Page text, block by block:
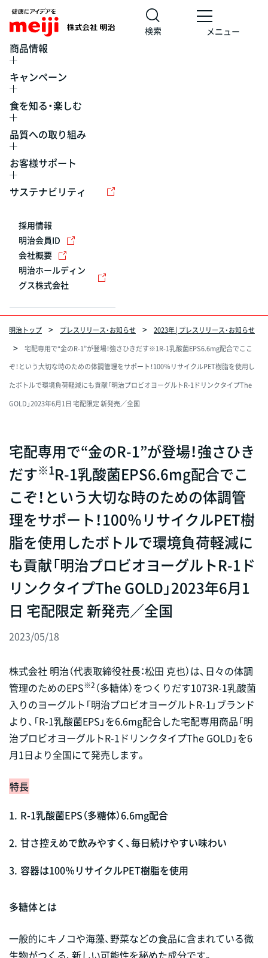
検索 メニュー
商品情報
キャンペーン
食を知る・楽しむ
品質への取り組み
お客様サポート
サステナビリティ
採用情報
明治会員ID
会社概要
明治ホールディン
グス株式会社
明治トップ プレスリリース・お知らせ
2023年 | プレスリリース・お知らせ
宅配専用で“金のR-1”が登場！強さひきだす※1R-1乳酸菌EPS6.6mg配合でここ
ぞ！という大切な時のための体調管理をサポート！100％リサイクルPET樹脂を使用し
たボトルで環境負荷軽減にも貢献「明治プロビオヨーグルトR-1ドリンクタイプThe
GOLD」2023年6月1日 宅配限定 新発売／全国
宅配専用で“金のR-1”が登場！強さひき
だす※1R-1乳酸菌EPS6.6mg配合でこ
こぞ！という大切な時のための体調管
理をサポート！100％リサイクルPET樹
脂を使用したボトルで環境負荷軽減に
も貢献「明治プロビオヨーグルトR-1ド
リンクタイプThe GOLD」2023年6月1
日 宅配限定 新発売／全国
2023/05/18
株式会社 明治（代表取締役社長：松田 克也）は、日々の体調
管理のためのEPS※2 （多糖体）をつくりだす1073R-1乳酸菌
入りのヨーグルト「明治プロビオヨーグルトR-1」ブランド
より、「R-1乳酸菌EPS」を6.6mg配合した宅配専用商品「明
治プロビオヨーグルトR-1ドリンクタイプThe GOLD」を6
月1日より全国にて発売します。
特長
1. R-1乳酸菌EPS（多糖体）6.6mg配合
2. 甘さ控えめで飲みやすく、毎日続けやすい味わい
3. 容器は100％リサイクルPET樹脂を使用
多糖体とは
一般的にキノコや海藻、野菜などの食品に含まれている微
生物がつくる、新しい可能性を秘めた成分です。